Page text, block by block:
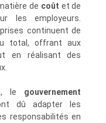
de coût et de
les employeurs.
continuent de
total, offrant aux
en réalisant des
le gouvernement
dû adapter les
responsabilités en